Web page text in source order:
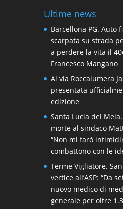
Ultime news
Barcellona PG. Auto
scarpata su strada
a perdere la vita il
Francesco Mangano
Al via Roccalumera
presentata
edizione
Santa Lucia del
morte al sindaco
“Non mi farò
combattono con le
Terme Vigliatore.
vertice all’ASP: “Da
nuovo medico di
generale per oltre